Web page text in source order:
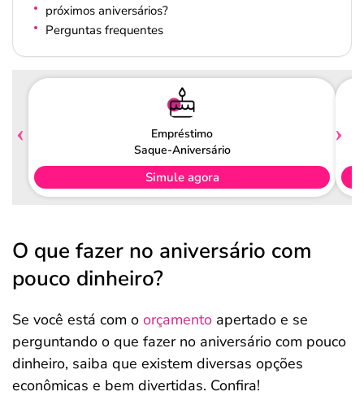
próximos aniversários?
Perguntas frequentes
Empréstimo
Saque-Aniversário
Simule agora
O que fazer no aniversário com
pouco dinheiro?
Se você está com o orçamento apertado e se
perguntando o que fazer no aniversário com pouco
dinheiro, saiba que existem diversas opções
econômicas e bem divertidas. Confira!